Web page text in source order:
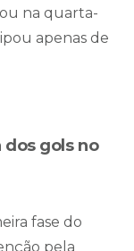
na quarta-
apenas de
gols no
fase do
pela